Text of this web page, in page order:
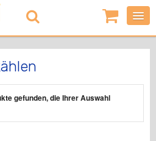
0
Artikel
-
gefunden, die Ihrer Auswahl